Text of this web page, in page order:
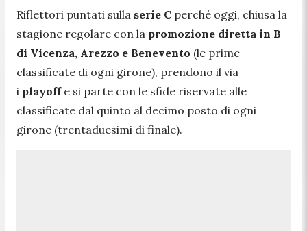
Riflettori puntati sulla serie C perché oggi, chiusa la
stagione regolare con la promozione diretta in B
di Vicenza, Arezzo e Benevento (le prime
classificate di ogni girone), prendono il via
i playoffe si parte con le sfide riservate alle
classificate dal quinto al decimo posto di ogni
girone (trentaduesimi di finale).